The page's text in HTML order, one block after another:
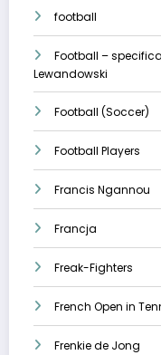
football
Football –
Lewandowski
Football (Soccer)
Football Players
Francis Ngannou
Francja
Freak-Fighters
French Open in
Frenkie de Jong